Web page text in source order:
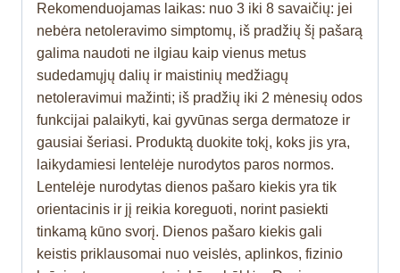
Rekomenduojamas laikas: nuo 3 iki 8 savaičių: jei
nebėra netoleravimo simptomų, iš pradžių šį pašarą
galima naudoti ne ilgiau kaip vienus metus
sudedamųjų dalių ir maistinių medžiagų
netoleravimui mažinti; iš pradžių iki 2 mėnesių odos
funkcijai palaikyti, kai gyvūnas serga dermatoze ir
gausiai šeriasi. Produktą duokite tokį, koks jis yra,
laikydamiesi lentelėje nurodytos paros normos.
Lentelėje nurodytas dienos pašaro kiekis yra tik
orientacinis ir jį reikia koreguoti, norint pasiekti
tinkamą kūno svorį. Dienos pašaro kiekis gali
keistis priklausomai nuo veislės, aplinkos, fizinio